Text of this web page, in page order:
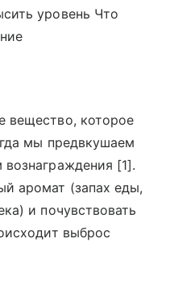
уровень Что
вещество, которое
мы предвкушаем
[1].
аромат (запах еды,
и почувствовать
выброс